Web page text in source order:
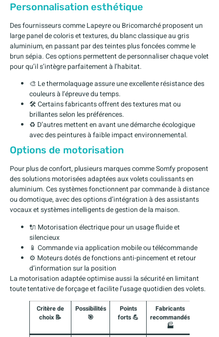
Personnalisation esthétique
Des fournisseurs comme Lapeyre ou Bricomarché proposent un
large panel de coloris et textures, du blanc classique au gris
aluminium, en passant par des teintes plus foncées comme le
brun sépia. Ces options permettent de personnaliser chaque volet
pour qu’il s’intègre parfaitement à l’habitat.
🎨 Le thermolaquage assure une excellente résistance des
couleurs à l’épreuve du temps.
🛠️ Certains fabricants offrent des textures mat ou
brillantes selon les préférences.
♻️ D’autres mettent en avant une démarche écologique
avec des peintures à faible impact environnemental.
Options de motorisation
Pour plus de confort, plusieurs marques comme Somfy proposent
des solutions motorisées adaptées aux volets coulissants en
aluminium. Ces systèmes fonctionnent par commande à distance
ou domotique, avec des options d’intégration à des assistants
vocaux et systèmes intelligents de gestion de la maison.
🔌 Motorisation électrique pour un usage fluide et
silencieux
📱 Commande via application mobile ou télécommande
⚙️ Moteurs dotés de fonctions anti-pincement et retour
d’information sur la position
La motorisation adaptée optimise aussi la sécurité en limitant
toute tentative de forçage et facilite l’usage quotidien des volets.
Critère de
choix 📝
Possibilités
🎯
Points
forts 💪
Fabricants
recommandés
🏭